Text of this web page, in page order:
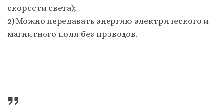
скорости света);
2) Можно передавать энергию электрического и
магнитного поля без проводов.